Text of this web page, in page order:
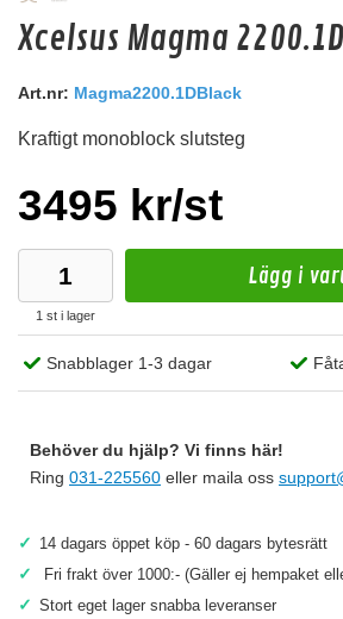
Reducer terminal1 x 53 mm2 -> 1 x 21,4 mm2
Snabblager 1-3 dagar
Xcelsus Magma
Art.nr: Magma2200.1DBlack
Kraftigt monoblock slutsteg
3495 kr/st
1 st i lager
Lägg i
Snabblager 1-3 dagar
Behöver du hjälp? Vi finns här!
Ring 031-225560 eller maila oss
✓ 14 dagars öppet köp - 60 dagars bytesrätt
✓ Fri frakt över 1000:- (Gäller ej hempaket
✓ Stort eget lager snabba leveranser